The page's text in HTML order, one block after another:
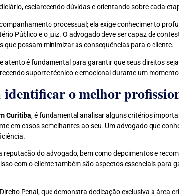
esclarecendo dúvidas e orientando sobre cada
processual; ela exige conhecimento
Público e o juiz. O advogado deve ser capaz de
possam minimizar as consequências para o cliente.
atento é fundamental para garantir que seus direitos
suporte técnico e emocional durante um
identificar o melhor
Curitiba, é fundamental analisar alguns critérios
em casos semelhantes ao seu. Um advogado que
do advogado, bem como depoimentos e
com o cliente também são aspectos essenciais para
Penal, que demonstra dedicação exclusiva à área